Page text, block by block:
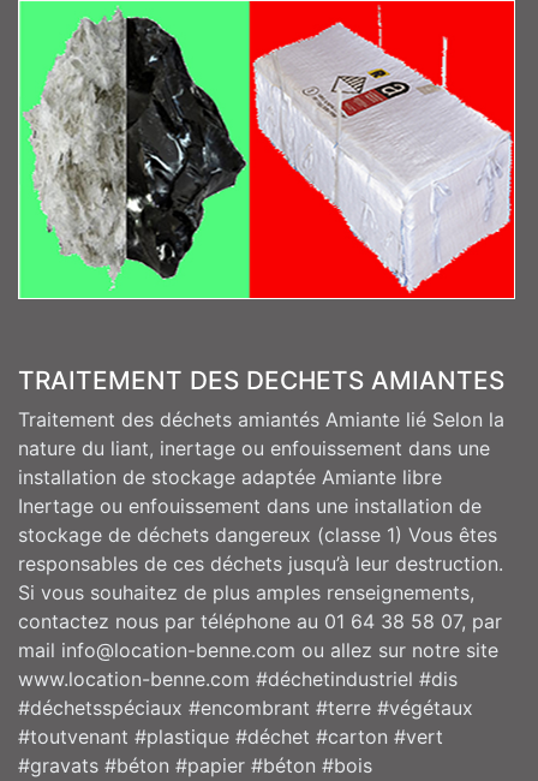
TRAITEMENT DES DECHETS AMIANTES
Traitement des déchets amiantés Amiante lié Selon la
nature du liant, inertage ou enfouissement dans une
installation de stockage adaptée Amiante libre
Inertage ou enfouissement dans une installation de
stockage de déchets dangereux (classe 1) Vous êtes
responsables de ces déchets jusqu’à leur destruction.
Si vous souhaitez de plus amples renseignements,
contactez nous par téléphone au 01 64 38 58 07, par
mail info@location-benne.com ou allez sur notre site
www.location-benne.com #déchetindustriel #dis
#déchetsspéciaux #encombrant #terre #végétaux
#toutvenant #plastique #déchet #carton #vert
#gravats #béton #papier #béton #bois